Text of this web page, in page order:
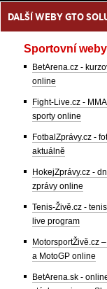
DALŠÍ WEBY GTO
Sportovní weby
BetArena.cz -
online
Fight-Live.cz -
sporty online
FotbalZprávy.cz -
aktuálně
HokejZprávy.cz -
zprávy online
Tenis-Živě.cz -
live program
MotorsportŽivě.cz
a MotoGP online
BetArena.sk -